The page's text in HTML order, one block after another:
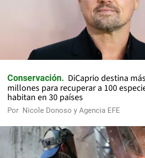
Conservación
DiCaprio destina
millones para recuperar a 100
habitan en 30 países
Por Nicole Donoso y Agencia EFE